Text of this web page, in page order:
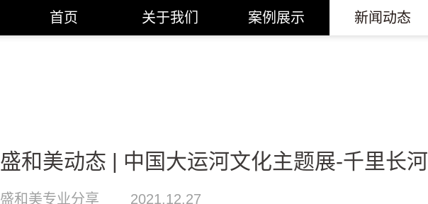
首页 关于我们 案例展示 新闻动态
盛和美动态 | 中国大运河文化主题展-千里长河
盛和美专业分享 2021.12.27